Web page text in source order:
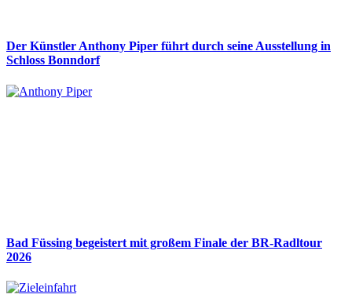
Der Künstler Anthony Piper führt durch seine Ausstellung in
Schloss Bonndorf
Bad Füssing begeistert mit großem Finale der BR-Radltour
2026